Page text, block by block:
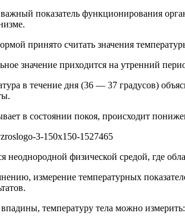
показатель функционирования
принято считать значения
значение приходится на утренний
в течение дня (36 — 37 градусов)
в состоянии покоя, происходит
неоднородной физической средой, где
измерение температурных
температуру тела можно измерить: